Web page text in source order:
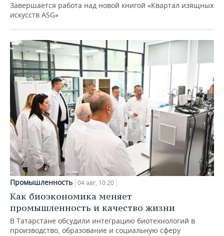
Завершается работа над новой книгой «Квартал изящных
искусств ASG»
Промышленность 04 авг, 10:20
Как биоэкономика меняет
промышленность и качество жизни
В Татарстане обсудили интеграцию биотехнологий в
производство, образование и социальную сферу